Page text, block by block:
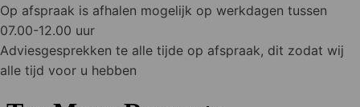
Op afspraak is afhalen mogelijk op werkdagen tussen
07.00-12.00 uur
Adviesgesprekken te alle tijde op afspraak, dit zodat wij
alle tijd voor u hebben